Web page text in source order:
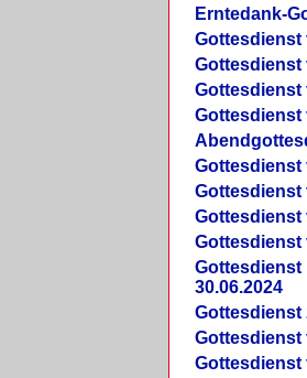
Erntedank-
Gottesdienst
Gottesdienst
Gottesdienst
Gottesdienst
Gottesdienst
Gottesdienst
Gottesdienst
Gottesdienst
Gottesdienst
30.06.2024
Gottesdienst
Gottesdienst
Gottesdienst